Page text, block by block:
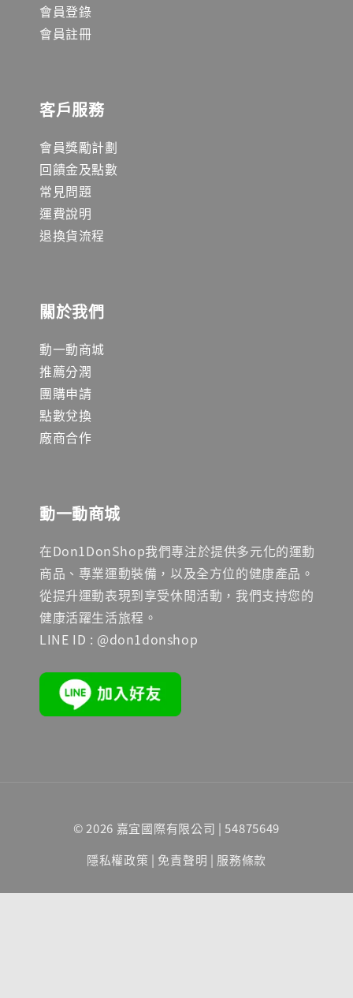
會員登錄
會員註冊
客戶服務
會員獎勵計劃
回饋金及點數
常見問題
運費說明
退換貨流程
關於我們
動一動商城
推薦分潤
團購申請
點數兌換
廠商合作
動一動商城
在Don1DonShop我們專注於提供多元化的運動
商品、專業運動裝備，以及全方位的健康產品。
從提升運動表現到享受休閒活動，我們支持您的
健康活躍生活旅程。
LINE ID : @don1donshop
© 2026 嘉宜國際有限公司 | 54875649
隱私權政策 | 免責聲明 | 服務條款